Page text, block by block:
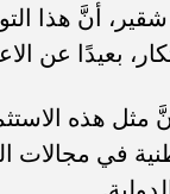
أنَّ هذا
بعيدًا عن
مثل هذه
في مجالات